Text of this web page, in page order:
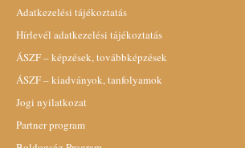
Adatkezelési tájékoztatás
Hírlevél adatkezelési tájékoztatás
ÁSZF – képzések, továbbképzések
ÁSZF – kiadványok, tanfolyamok
Jogi nyilatkozat
Partner program